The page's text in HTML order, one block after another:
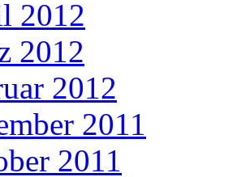
2012
2012
2012
2011
2011